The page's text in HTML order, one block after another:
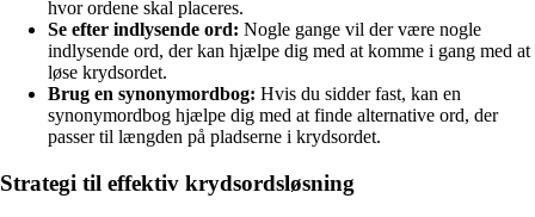
hvor ordene skal placeres.
Se efter indlysende ord: Nogle gange vil der være nogle
indlysende ord, der kan hjælpe dig med at komme i gang med at
løse krydsordet.
Brug en synonymordbog: Hvis du sidder fast, kan en
synonymordbog hjælpe dig med at finde alternative ord, der
passer til længden på pladserne i krydsordet.
Strategi til effektiv krydsordsløsning